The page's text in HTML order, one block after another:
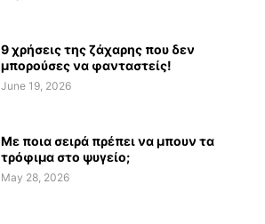
9 χρήσεις της ζάχαρης που δεν
μπορούσες να φανταστείς!
June 19, 2026
Με ποια σειρά πρέπει να μπουν τα
τρόφιμα στο ψυγείο;
May 28, 2026